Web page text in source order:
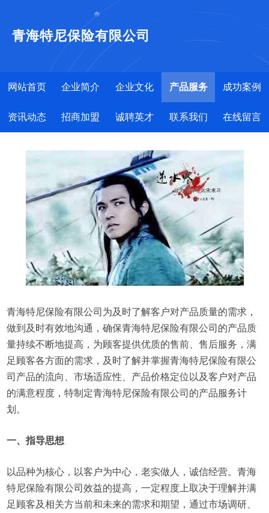
青海特尼保险有限公司
网站首页 企业简介 企业文化 产品服务 成功案例
资讯动态 招商加盟 诚聘英才 联系我们 在线留言
青海特尼保险有限公司为及时了解客户对产品质量的需求，
做到及时有效地沟通，确保青海特尼保险有限公司的产品质
量持续不断地提高，为顾客提供优质的售前、售后服务，满
足顾客各方面的需求，及时了解并掌握青海特尼保险有限公
司产品的流向、市场适应性、产品价格定位以及客户对产品
的满意程度，特制定青海特尼保险有限公司的产品服务计
划。
一、指导思想
以品种为核心，以客户为中心，老实做人，诚信经营。青海
特尼保险有限公司效益的提高，一定程度上取决于理解并满
足顾客及相关方当前和未来的需求和期望，通过市场调研、